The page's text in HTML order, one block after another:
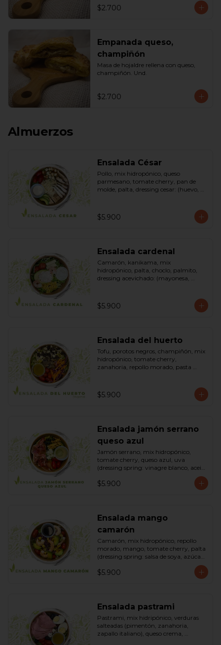
$2.700
Empanada queso,
champiñón
Masa de hojaldre rellena con queso,
champiñón. Und.
$2.700
Almuerzos
Ensalada César
Pollo, mix hidropónico, queso
parmesano, tomate cherry, pan de
molde, palta, dressing cesar: (huevo,
$5.900
Ensalada cardenal
Camarón, kanikama, mix
hidropónico, palta, choclo, palmito,
dressing acevichado: (mayonesa,
$5.900
Ensalada del huerto
Tofu, porotos negros, champiñón, mix
hidropónico, tomate cherry,
zanahoria, repollo morado, pasta
dressing: vinagreta, mostaza (vinagre
blanco, mostaza, azúcar). Bowl.
$5.900
Ensalada jamón serrano
queso azul
Jamón serrano, mix hidropónico,
tomate cherry, queso azul, uva
(dressing spring: vinagre blanco, aceite
$5.900
Ensalada mango
camarón
Camarón, mix hidropónico, repollo
morado, mango, tomate cherry, palta
(dressing spring: salsa de soya, azúcar,
$5.900
Ensalada pastrami
Pastrami, mix hidripónico, verduras
salteadas (pimentón, zanahoria,
zapallo italiano), queso crema,